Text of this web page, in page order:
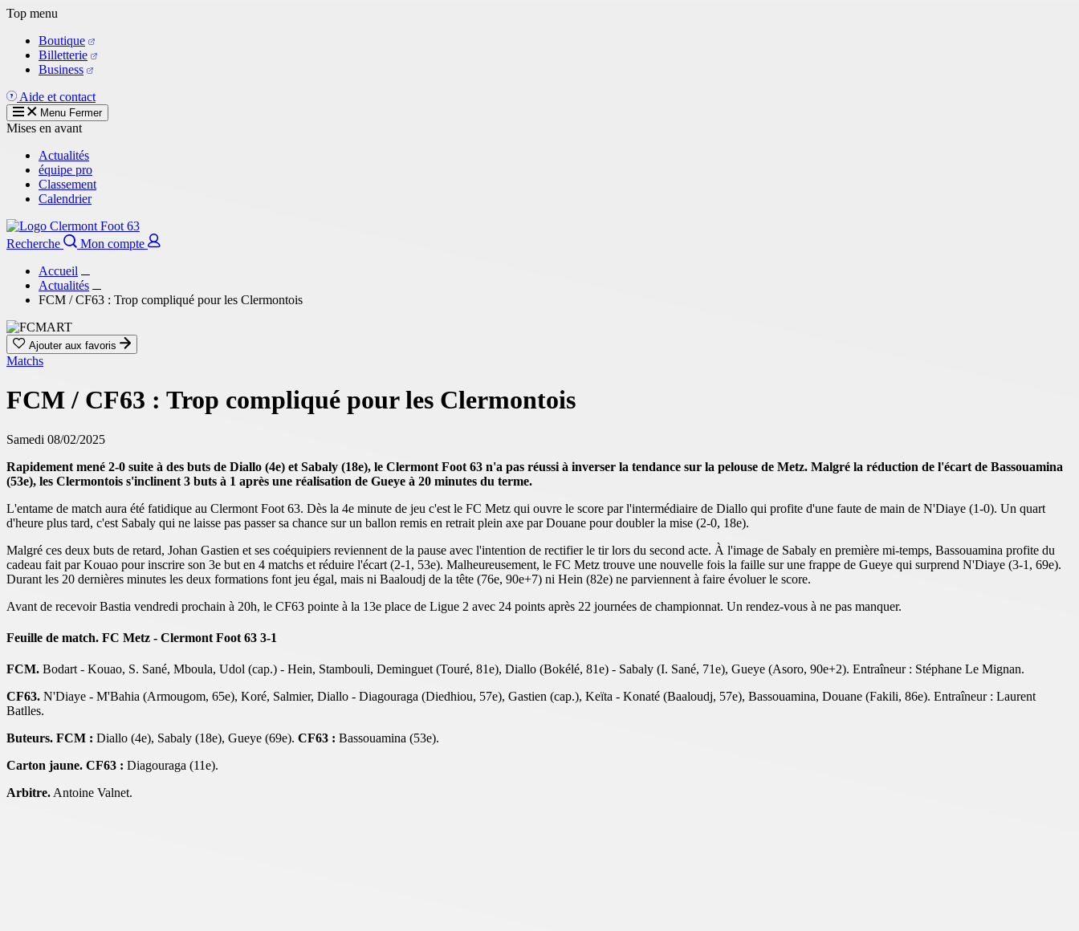
Aller
contenu
principal
Top menu
Boutique
Billetterie
Business
Aide et contact
Menu Fermer
Mises en avant
Actualités
équipe pro
Classement
Calendrier
Recherche
Mon compte
Accueil
Actualités
FCM / CF63 : Trop compliqué pour les Clermontois
Ajouter aux favoris
Matchs
FCM / CF63 : Trop compliqué pour les Clermontois
Samedi 08/02/2025
Rapidement mené 2-0 suite à des buts de Diallo (4e) et Sabaly (18e), le Clermont Foot 63 n'a pas réussi à inverser la tendance sur la pelouse de Metz. Malgré la réduction de l'écart de Bassouamina
(53e), les Clermontois s'inclinent 3 buts à 1 après une réalisation de Gueye à 20 minutes du terme.
L'entame de match aura été fatidique au Clermont Foot 63. Dès la 4e minute de jeu c'est le FC Metz qui ouvre le score par l'intermédiaire de Diallo qui profite d'une faute de main de N'Diaye (1-0). Un quart
d'heure plus tard, c'est Sabaly qui ne laisse pas passer sa chance sur un ballon remis en retrait plein axe par Douane pour doubler la mise (2-0, 18e).
Malgré ces deux buts de retard, Johan Gastien et ses coéquipiers reviennent de la pause avec l'intention de rectifier le tir lors du second acte. À l'image de Sabaly en première mi-temps, Bassouamina profite du
cadeau fait par Kouao pour inscrire son 3e but en 4 matchs et réduire l'écart (2-1, 53e). Malheureusement, le FC Metz trouve une nouvelle fois la faille sur une frappe de Gueye qui surprend N'Diaye (3-1, 69e).
Durant les 20 dernières minutes les deux formations font jeu égal, mais ni Baaloudj de la tête (76e, 90e+7) ni Hein (82e) ne parviennent à faire évoluer le score.
Avant de recevoir Bastia vendredi prochain à 20h, le CF63 pointe à la 13e place de Ligue 2 avec 24 points après 22 journées de championnat. Un rendez-vous à ne pas manquer.
Feuille de match. FC Metz - Clermont Foot 63 3-1
FCM. Bodart - Kouao, S. Sané, Mboula, Udol (cap.) - Hein, Stambouli, Deminguet (Touré, 81e), Diallo (Bokélé, 81e) - Sabaly (I. Sané, 71e), Gueye (Asoro, 90e+2). Entraîneur : Stéphane Le Mignan.
CF63. N'Diaye - M'Bahia (Armougom, 65e), Koré, Salmier, Diallo - Diagouraga (Diedhiou, 57e), Gastien (cap.), Keïta - Konaté (Baaloudj, 57e), Bassouamina, Douane (Fakili, 86e). Entraîneur : Laurent
Batlles.
Buteurs. FCM : Diallo (4e), Sabaly (18e), Gueye (69e). CF63 : Bassouamina (53e).
Carton jaune. CF63 : Diagouraga (11e).
Arbitre.Antoine Valnet.